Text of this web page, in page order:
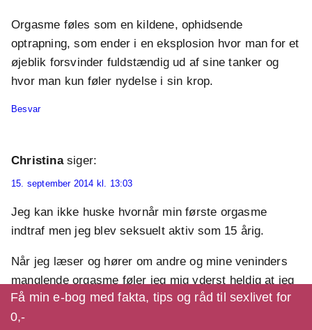
Orgasme føles som en kildene, ophidsende
optrapning, som ender i en eksplosion hvor man for et
øjeblik forsvinder fuldstændig ud af sine tanker og
hvor man kun føler nydelse i sin krop.
Besvar
Christina siger:
15. september 2014 kl. 13:03
Jeg kan ikke huske hvornår min første orgasme
indtraf men jeg blev seksuelt aktiv som 15 årig.
Når jeg læser og hører om andre og mine veninders
manglende orgasme føler jeg mig yderst heldig at jeg
stort set ved hvert samlede kan få en.
Den behøver ikke være "stor" for at være god - en
Få min e-bog med fakta, tips og råd til sexlivet for
0,-